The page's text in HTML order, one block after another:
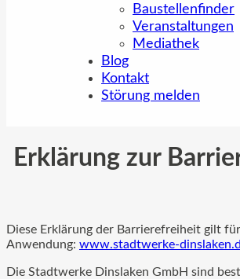
Baustellenfinder
Veranstaltungen
Mediathek
Blog
Kontakt
Störung melden
Erklärung zur
Diese Erklärung der Barrierefreiheit gilt
Anwendung: www.stadtwerke-
Die Stadtwerke Dinslaken GmbH sind